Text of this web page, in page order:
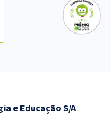
e Educação S/A